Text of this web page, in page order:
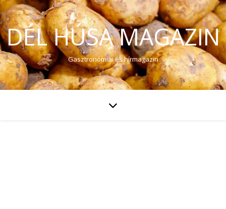
DÉL HÚSA MAGAZIN
Gasztronómiai és hírmagazin